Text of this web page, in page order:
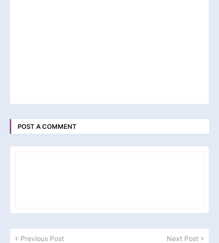
POST A COMMENT
Previous Post Next Post